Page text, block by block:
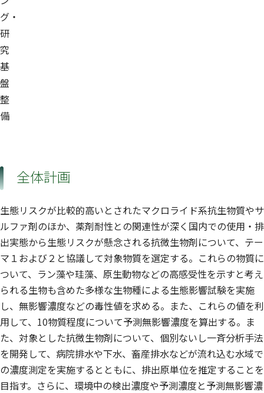
グ・
研
究
基
盤
整
備
全体計画
生態リスクが比較的高いとされたマクロライド系抗生物質やサ
ルファ剤のほか、薬剤耐性との関連性が深く国内での使用・排
出実態から生態リスクが懸念される抗微生物剤について、テー
マ１および２と協議して対象物質を選定する。これらの物質に
ついて、ラン藻や珪藻、原生動物などの高感受性を示すと考え
られる生物も含めた多様な生物種による生態影響試験を実施
し、無影響濃度などの毒性値を求める。また、これらの値を利
用して、10物質程度について予測無影響濃度を算出する。ま
た、対象とした抗微生物剤について、個別ないし一斉分析手法
を開発して、病院排水や下水、畜産排水などが流れ込む水域で
の濃度測定を実施するとともに、排出原単位を推定することを
目指す。さらに、環境中の検出濃度や予測濃度と予測無影響濃